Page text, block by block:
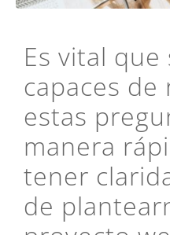
Es vital que
capaces
estas
manera
tener
de